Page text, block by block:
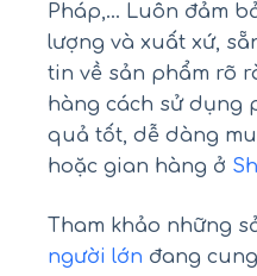
Pháp,… Luôn đảm
lượng và xuất xứ,
tin về sản phẩm rõ
hàng cách sử dụng
quả tốt, dễ dàng
hoặc gian hàng ở
Tham khảo những
người lớn đang